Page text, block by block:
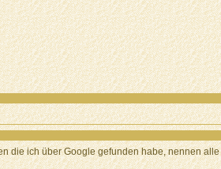
die ich über Google gefunden habe, nennen alle